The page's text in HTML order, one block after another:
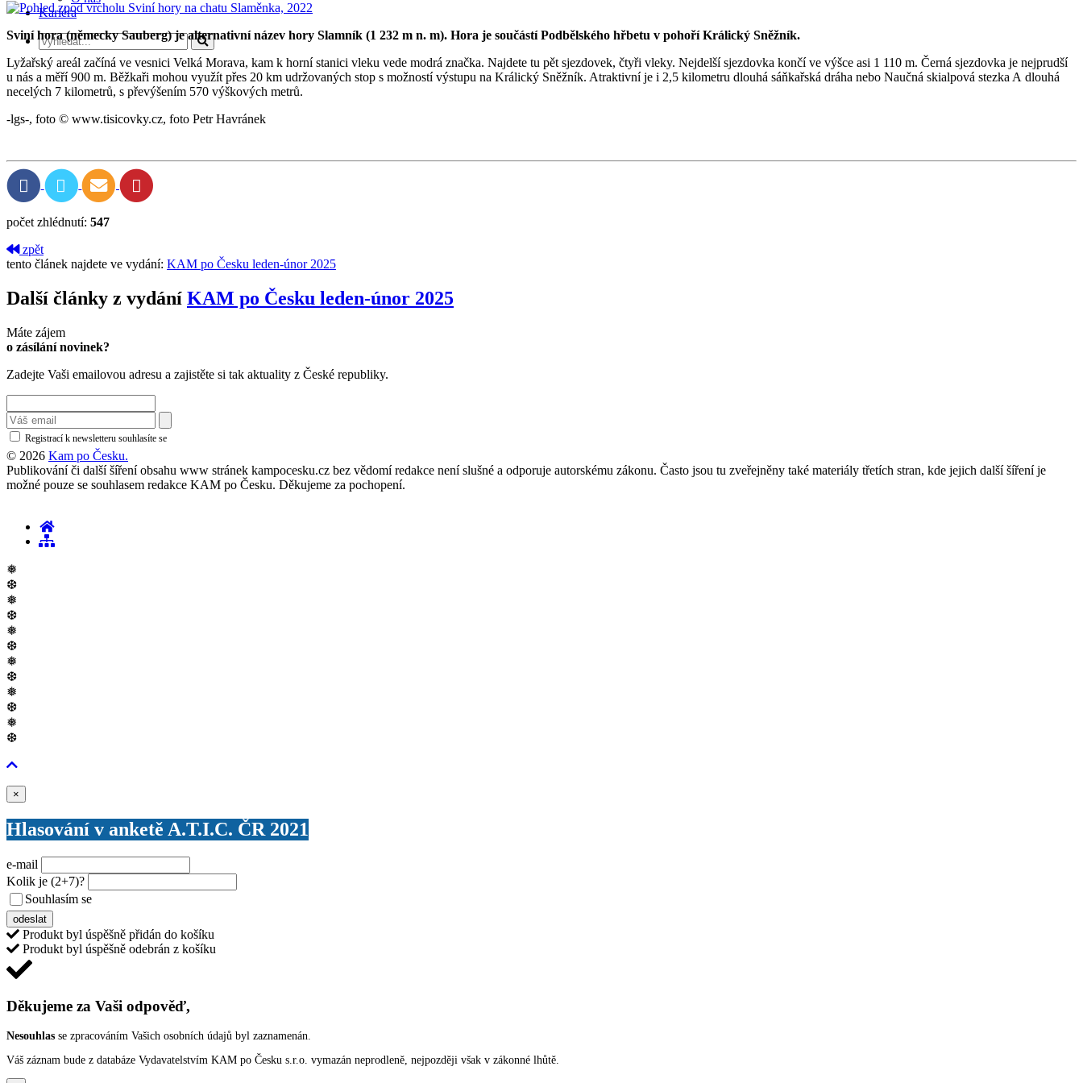
Kariéra
Sviní hora (německy Sauberg) je alternativní název hory Slamník (1 232 m n. m). Hora je součástí Podbělského hřbetu v pohoří Králický Sněžník.
Lyžařský areál začíná ve vesnici Velká Morava, kam k horní stanici vleku vede modrá značka. Najdete tu pět sjezdovek, čtyři vleky. Nejdelší sjezdovka končí ve výšce asi 1 110 m. Černá sjezdovka je nejprudší
u nás a měří 900 m. Běžkaři mohou využít přes 20 km udržovaných stop s možností výstupu na Králický Sněžník. Atraktivní je i 2,5 kilometru dlouhá sáňkařská dráha nebo Naučná skialpová stezka A dlouhá
necelých 7 kilometrů, s převýšením 570 výškových metrů.
-lgs-, foto © www.tisicovky.cz, foto Petr Havránek
počet zhlédnutí: 547
zpět
tento článek najdete ve vydání: KAM po Česku leden-únor 2025
Další články z vydání KAM po Česku leden-únor 2025
Máte zájem
o zásílání novinek?
Zadejte Vaši emailovou adresu a zajistěte si tak aktuality z České republiky.
Registrací k newsletteru souhlasíte se
© 2026 Kam po Česku.
Publikování či další šíření obsahu www stránek kampocesku.cz bez vědomí redakce není slušné a odporuje autorskému zákonu. Často jsou tu zveřejněny také materiály třetích stran, kde jejich další šíření je
možné pouze se souhlasem redakce KAM po Česku. Děkujeme za pochopení.
❅
❆
❅
❆
❅
❆
❅
❆
❅
❆
❅
❆
×
Hlasování v anketě A.T.I.C. ČR 2021
e-mail
Kolik je (2+7)?
Souhlasím se
odeslat
Produkt byl úspěšně přidán do košíku
Produkt byl úspěšně odebrán z košíku
Děkujeme za Vaši odpověď,
Nesouhlas se zpracováním Vašich osobních údajů byl zaznamenán.
Váš záznam bude z databáze Vydavatelstvím KAM po Česku s.r.o. vymazán neprodleně, nejpozději však v zákonné lhůtě.